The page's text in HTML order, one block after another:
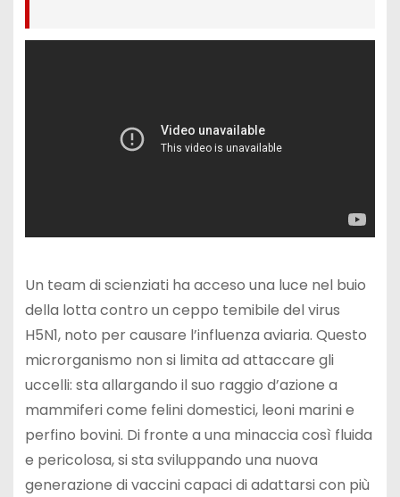
Un team di scienziati ha acceso una luce nel buio
della lotta contro un ceppo temibile del virus
H5N1, noto per causare l’influenza aviaria. Questo
microrganismo non si limita ad attaccare gli
uccelli: sta allargando il suo raggio d’azione a
mammiferi come felini domestici, leoni marini e
perfino bovini. Di fronte a una minaccia così fluida
e pericolosa, si sta sviluppando una nuova
generazione di vaccini capaci di adattarsi con più